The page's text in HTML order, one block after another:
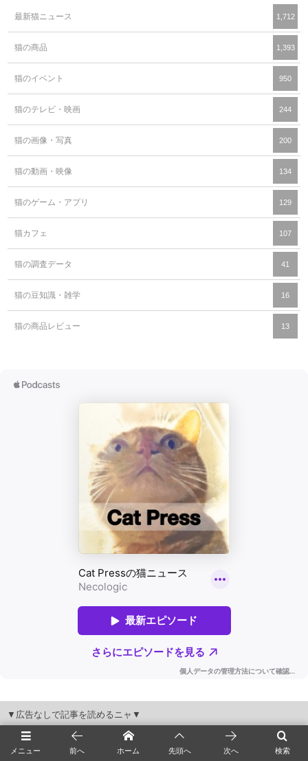
最新猫ニュース 1,712
猫の商品 1,393
猫のイベント 950
猫のテレビ・映画 244
猫の画像・写真 200
猫の動画・映像 134
猫のゲーム・アプリ 129
猫カフェ 107
猫の調査データ 41
猫の豆知識・雑学 16
猫の商品レビュー 13
▼広告なしで記事を読めるニャ▼
メニュー 検索
前へ ホーム 先頭へ 次へ